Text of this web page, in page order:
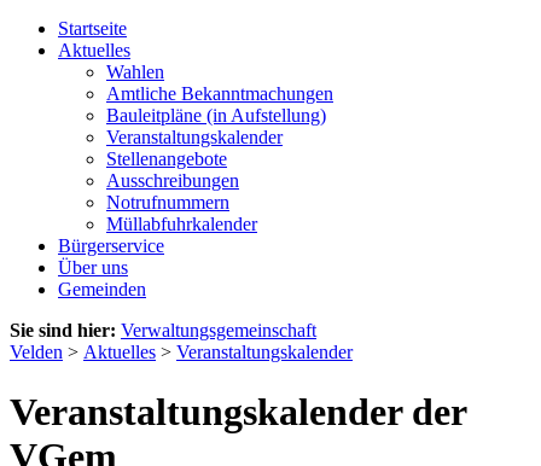
Startseite
Aktuelles
Wahlen
Amtliche Bekanntmachungen
Bauleitpläne (in Aufstellung)
Veranstaltungskalender
Stellenangebote
Ausschreibungen
Notrufnummern
Müllabfuhrkalender
Bürgerservice
Über uns
Gemeinden
Sie sind hier: Verwaltungsgemeinschaft
Velden > Aktuelles > Veranstaltungskalender
Veranstaltungskalender der
VGem